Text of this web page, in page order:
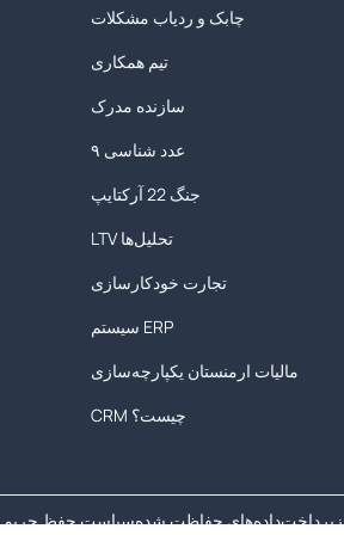
چابک و ردیاب مشکلات
تیم همکاری
سازنده مدرک
۹ عدد شناسی
جنگ 22 آرکتایپ
LTV تحلیل‌ها
تجارت خودکارسازی
سیستم ERP
مالیات ارمنستان یکپارچه‌سازی
CRM چیست؟
سیاست حفظداده‌های حفاظت شده